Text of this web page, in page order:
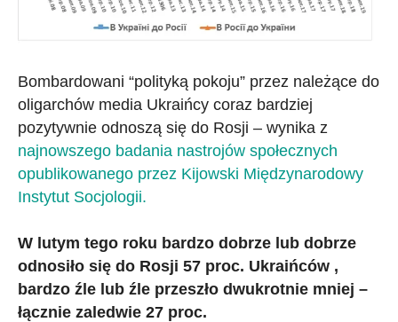
Bombardowani “polityką pokoju” przez należące do
oligarchów media Ukraińcy coraz bardziej
pozytywnie odnoszą się do Rosji – wynika z
najnowszego badania nastrojów społecznych
opublikowanego przez Kijowski Międzynarodowy
Instytut Socjologii.
W lutym tego roku bardzo dobrze lub dobrze
odnosiło się do Rosji 57 proc. Ukraińców ,
bardzo źle lub źle przeszło dwukrotnie mniej –
łącznie zaledwie 27 proc.